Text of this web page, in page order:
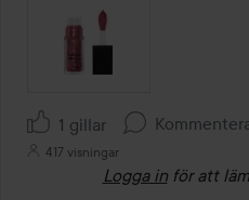
1 gillar
417 visningar
Logga in för att